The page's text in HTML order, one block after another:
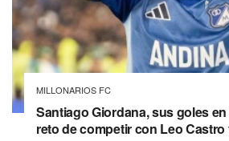
MILLONARIOS FC
Santiago Giordana, sus goles
reto de competir con Leo Castro